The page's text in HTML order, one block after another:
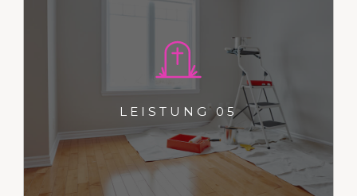
LEISTUNG 05
Dies ist ein Typoblindtext. An ihm
kann man sehen, ob alle
Buchstaben da sind und wie sie
aussehen.